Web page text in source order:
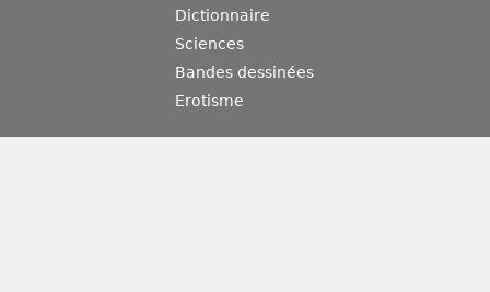
Dictionnaire
Sciences
Bandes dessinées
Erotisme